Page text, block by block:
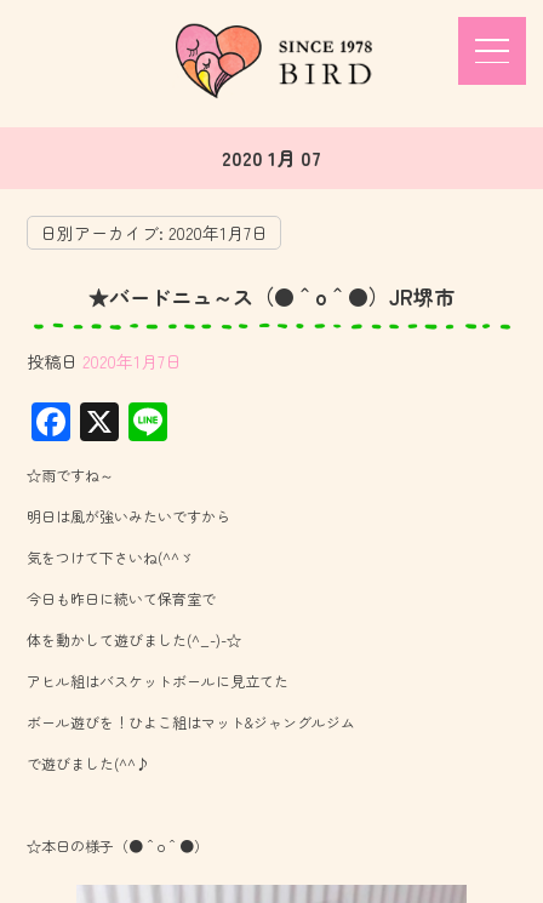
2020 1月 07
日別アーカイブ:2020年1月7日
★バードニュ～ス（●＾o＾●）JR堺市
投稿日 2020年1月7日
F
ac
e
b
o
ok
X
☆雨ですね～
明日は風が強いみたいですから
気をつけて下さいね(^^ゞ
今日も昨日に続いて保育室で
体を動かして遊びました(^_-)-☆
アヒル組はバスケットボールに見立てた
ボール遊びを！ひよこ組はマット&ジャングルジム
で遊びました(^^♪
☆本日の様子（●＾o＾●）